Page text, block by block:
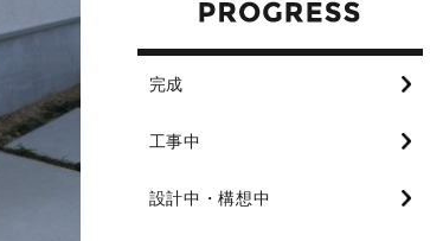
完成
工事中
設計中・構想中